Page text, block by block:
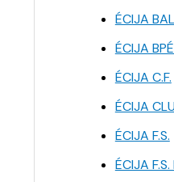
ÉCIJA
ÉCIJA
ÉCIJA C.F.
ÉCIJA
ÉCIJA F.S.
ÉCIJA F.S.